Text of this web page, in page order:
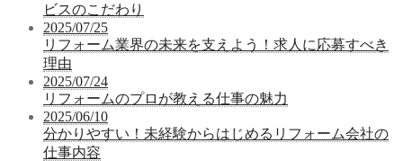
ビスのこだわり
2025/07/25
リフォーム業界の未来を支えよう！求人に応募すべき
理由
2025/07/24
リフォームのプロが教える仕事の魅力
2025/06/10
分かりやすい！未経験からはじめるリフォーム会社の
仕事内容